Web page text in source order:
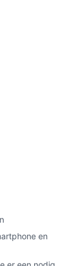
zonder
specificaties
als extra
zodat
nodig is.
één kabel
en